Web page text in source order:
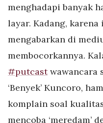
menghadapi banyak
layar. Kadang,
mengabarkan di
membocorkannya.
#putcastwawancara
‘Benyek’ Kuncoro,
komplain soal
mencoba ‘meredam’